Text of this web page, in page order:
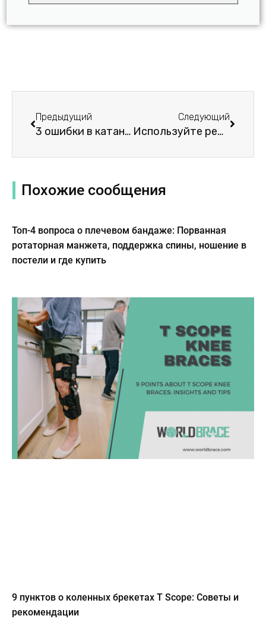
Предыдущий
3 ошибки в катании на лыжах и сноуборде
Следующий
Используйте ремни и пояса, чтобы похудеть до 4XL
Похожие сообщения
Топ-4 вопроса о плечевом бандаже: Порванная
ротаторная манжета, поддержка спины, ношение в
постели и где купить
9 пунктов о коленных брекетах T Scope: Советы и
рекомендации